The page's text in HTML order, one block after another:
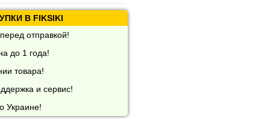
В FIKSIKI
отправкой!
до 1 года!
товара!
и сервис!
Украине!